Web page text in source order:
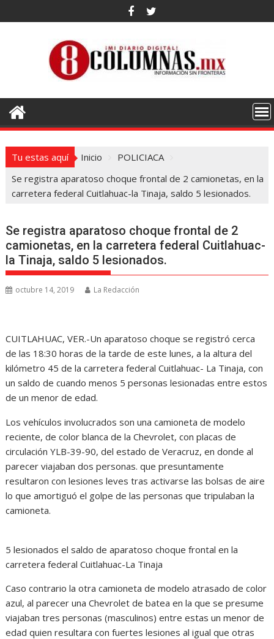
al
Tu estas aquí Inicio
POLICIACA
Se registra aparatoso choque frontal de 2 camionetas, en la
carretera federal Cuitlahuac-la Tinaja, saldo 5 lesionados.
Se registra aparatoso choque frontal de 2
camionetas, en la carretera federal Cuitlahuac-
la Tinaja, saldo 5 lesionados.
octubre 14, 2019 La Redacción
CUITLAHUAC, VER.-Un aparatoso choque se registró cerca
de las 18:30 horas de la tarde de este lunes, a la altura del
kilómetro 45 de la carretera federal Cuitlahuac- La Tinaja, con
un saldo de cuando menos 5 personas lesionadas entre estos
de un menor de edad.
Los vehículos involucrados son una camioneta de modelo
reciente, de color blanca de la Chevrolet, con placas de
circulación YLB-39-90, del estado de Veracruz, en donde al
parecer viajaban dos personas. que presuntamente
resultaron con lesiones leves tras activarse las bolsas de aire
lo que amortiguó el golpe de las personas que tripulaban la
camioneta.
5 lesionados el saldo de aparatoso choque frontal en la
carretera federal Cuitlahuac-La Tinaja
Caso contrario la otra camioneta de modelo atrasado de color
azul, al parecer una Chevrolet de batea en la que se presume
viajaban tres personas (masculinos) entre estas un menor de
edad quien resultara con fuertes lesiones al igual que otras